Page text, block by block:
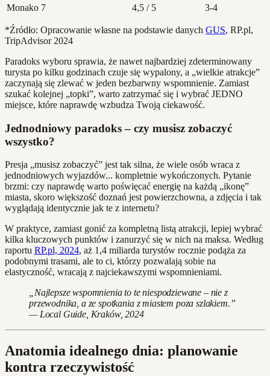
Monako 7 4,5 / 5 3-4
*Źródło: Opracowanie własne na podstawie danych GUS, RP.pl,
TripAdvisor 2024
Paradoks wyboru sprawia, że nawet najbardziej zdeterminowany
turysta po kilku godzinach czuje się wypalony, a „wielkie atrakcje”
zaczynają się zlewać w jeden bezbarwny wspomnienie. Zamiast
szukać kolejnej „topki”, warto zatrzymać się i wybrać JEDNO
miejsce, które naprawdę wzbudza Twoją ciekawość.
Jednodniowy paradoks – czy musisz zobaczyć
wszystko?
Presja „musisz zobaczyć” jest tak silna, że wiele osób wraca z
jednodniowych wyjazdów... kompletnie wykończonych. Pytanie
brzmi: czy naprawdę warto poświęcać energię na każdą „ikonę”
miasta, skoro większość doznań jest powierzchowna, a zdjęcia i tak
wyglądają identycznie jak te z internetu?
W praktyce, zamiast gonić za kompletną listą atrakcji, lepiej wybrać
kilka kluczowych punktów i zanurzyć się w nich na maksa. Według
raportu RP.pl, 2024, aż 1,4 miliarda turystów rocznie podąża za
podobnymi trasami, ale to ci, którzy pozwalają sobie na
elastyczność, wracają z najciekawszymi wspomnieniami.
„Najlepsze wspomnienia to te niespodziewane – nie z
przewodnika, a ze spotkania z miastem poza szlakiem.”
— Local Guide, Kraków, 2024
Anatomia idealnego dnia: planowanie
kontra rzeczywistość